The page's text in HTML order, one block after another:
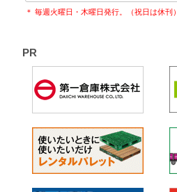
＊ 毎週火曜日・木曜日発行。（祝日は休刊）